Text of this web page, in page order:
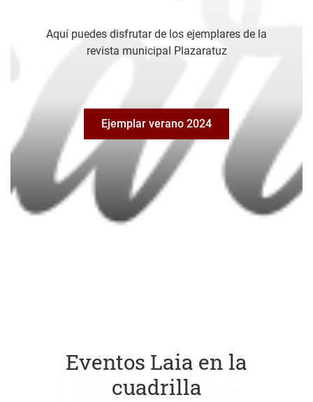
Aquí puedes disfrutar de los ejemplares de la
revista municipal Plazaratuz
Ejemplar verano 2024
Eventos Laia en la
cuadrilla